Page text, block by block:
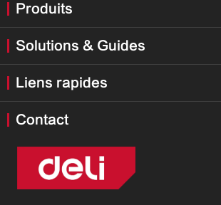
Produits
Solutions & Guides
Liens rapides
Contact